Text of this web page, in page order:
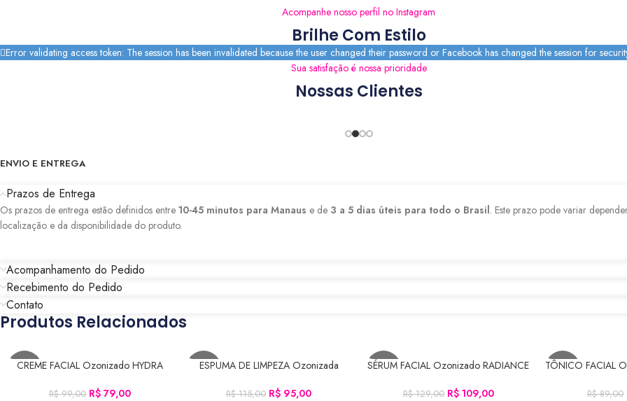
Acompanhe nosso perfil no Instagram
Brilhe Com Estilo
Error validating access token: The session has been invalidated because the user changed their password or Facebook has changed the session for
Sua satisfação é nossa prioridade
Nossas Clientes
ENVIO E ENTREGA
Prazos de Entrega
Os prazos de entrega estão definidos entre 10-45 minutos para Manaus e de 3 a 5 dias úteis para todo o Brasil. Este prazo pode variar
localização e da disponibilidade do produto.
Acompanhamento do Pedido
Recebimento do Pedido
Contato
Produtos Relacionados
-20%
ADICIONAR AO CARRINHO
CREME FACIAL Ozonizado HYDRA
R$99,00 R$79,00
-17%
ADICIONAR AO CARRINHO
ESPUMA DE LIMPEZA Ozonizada
R$115,00 R$ 95,00
-16%
ADICIONAR AO CARRINHO
SÉRUM FACIAL Ozonizado RADIANCE
R$129,00 R$109,00
-11%
ADICIONAR AO
TÔNICO FACIAL
R$89,00